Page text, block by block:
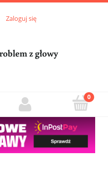
Zaloguj się